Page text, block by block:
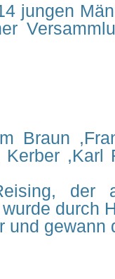
jungen
Braun
,Karl
der
durch
gewann